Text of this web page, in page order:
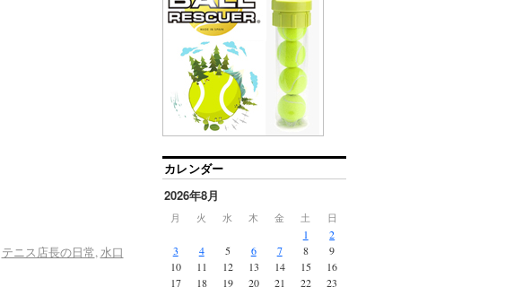
テニス店長の日常,水口
カレンダー
2026年8月
月 火 水 木 金 土 日
1
2
3
4 5 6 7 8
9
10
11 12 13 14 15
16
17
18 19 20 21 22
23